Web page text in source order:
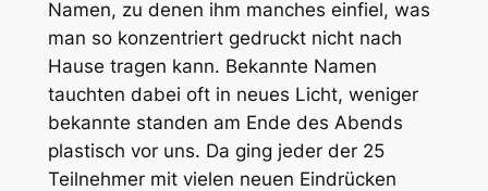
Namen, zu denen ihm manches einfiel, was
man so konzentriert gedruckt nicht nach
Hause tragen kann. Bekannte Namen
tauchten dabei oft in neues Licht, weniger
bekannte standen am Ende des Abends
plastisch vor uns. Da ging jeder der 25
Teilnehmer mit vielen neuen Eindrücken